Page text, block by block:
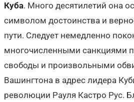
Куба. Много десятилетий она
символом достоинства и
пути. Следует немедленно
многочисленными санкциями
свободы и произвольными
Вашингтона в адрес лидера
революции Рауля Кастро Рус.